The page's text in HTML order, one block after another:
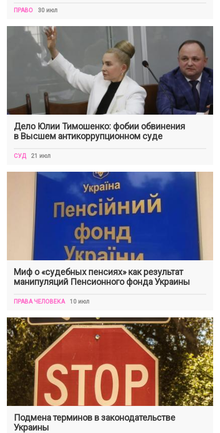
ПРАВО 30 июл
Дело Юлии Тимошенко: фобии обвинения
в Высшем антикоррупционном суде
СУД 21 июл
Миф о «судебных пенсиях» как результат
манипуляций Пенсионного фонда Украины
ПРАВА ЧЕЛОВЕКА 10 июл
Подмена терминов в законодательстве
Украины